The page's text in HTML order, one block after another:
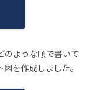
のような順で書いて
を作成しました。